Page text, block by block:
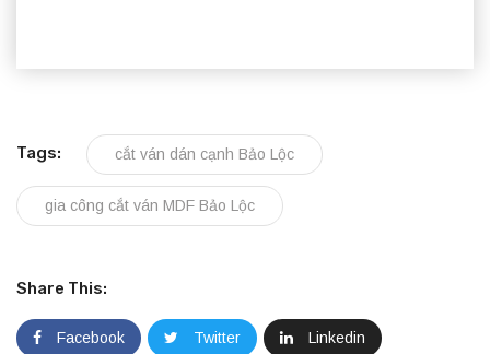
Tags: cắt ván dán cạnh Bảo Lộc
gia công cắt ván MDF Bảo Lộc
Share This:
Facebook Twitter Linkedin